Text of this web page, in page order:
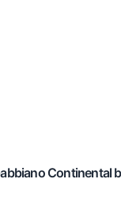
Continental